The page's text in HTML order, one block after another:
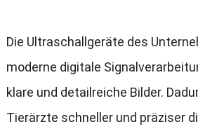
Die Ultraschallgeräte des
moderne digitale
klare und detailreiche Bilder.
Tierärzte schneller und präziser